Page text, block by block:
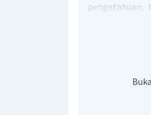
pengetahuan,
Informasi
Hal yang
Sifatnya
pembaca